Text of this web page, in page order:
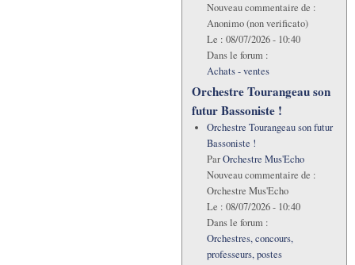
Nouveau commentaire de :
Anonimo (non verificato)
Le : 08/07/2026 - 10:40
Dans le forum :
Achats - ventes
Orchestre Tourangeau son
futur Bassoniste !
Orchestre Tourangeau son futur
Bassoniste !
ParOrchestre Mus'Echo
Nouveau commentaire de :
Orchestre Mus'Echo
Le : 08/07/2026 - 10:40
Dans le forum :
Orchestres, concours,
professeurs, postes